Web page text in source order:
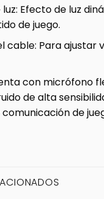
Efecto de luz
de juego.
cable: Para ajustar
con micrófono
de alta
de